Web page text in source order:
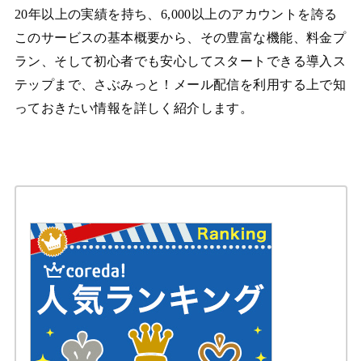
20年以上の実績を持ち、6,000以上のアカウントを誇る
このサービスの基本概要から、その豊富な機能、料金プ
ラン、そして初心者でも安心してスタートできる導入ス
テップまで、さぶみっと！メール配信を利用する上で知
っておきたい情報を詳しく紹介します。